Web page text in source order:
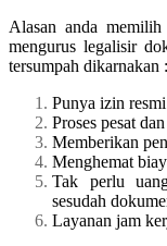
Alasan anda
mengurus legalisir
tersumpah dikarnakan :
Punya izin
Proses pesat
Memberikan
Menghemat
Tak perlu
sesudah
Layanan jam